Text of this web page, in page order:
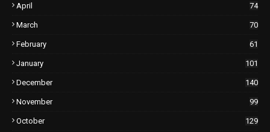
April 74
March 70
February 61
January 101
December 140
November 99
October 129